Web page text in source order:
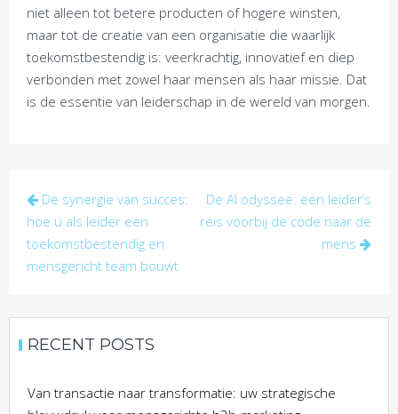
niet alleen tot betere producten of hogere winsten,
maar tot de creatie van een organisatie die waarlijk
toekomstbestendig is: veerkrachtig, innovatief en diep
verbonden met zowel haar mensen als haar missie. Dat
is de essentie van leiderschap in de wereld van morgen.
Post
navigation
De synergie van succes:
hoe u als leider een
toekomstbestendig en
mensgericht team bouwt
De AI odyssee: een leider’s
reis voorbij de code naar de
mens
RECENT POSTS
Van transactie naar transformatie: uw strategische